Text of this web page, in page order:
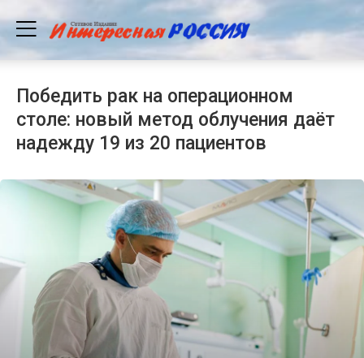
Победить рак на операционном
столе: новый метод облучения даёт
надежду 19 из 20 пациентов